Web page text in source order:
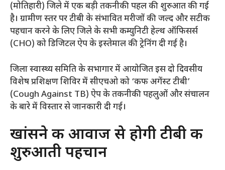
(मोतिहारी) जिले में एक बड़ी तकनीकी पहल की शुरुआत की गई
है। ग्रामीण स्तर पर टीबी के संभावित मरीजों की जल्द और सटीक
पहचान करने के लिए जिले के सभी कम्युनिटी हेल्थ ऑफिसर्स
(CHO) को डिजिटल ऐप के इस्तेमाल की ट्रेनिंग दी गई है।
​जिला स्वास्थ्य समिति के सभागार में आयोजित इस दो दिवसीय
विशेष प्रशिक्षण शिविर में सीएचओ को ‘कफ अगेंस्ट टीबी’
(Cough Against TB) ऐप के तकनीकी पहलुओं और संचालन
के बारे में विस्तार से जानकारी दी गई।
​खांसने की आवाज से होगी टीबी की
शुरुआती पहचान